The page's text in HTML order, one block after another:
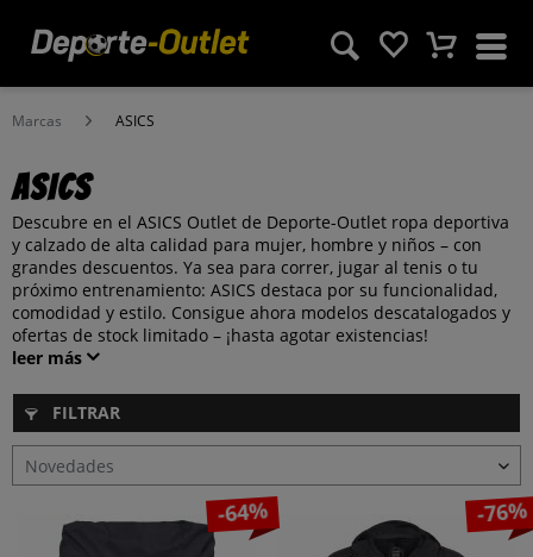
Marcas ASICS
ASICS
Descubre en el ASICS Outlet de Deporte-Outlet ropa deportiva
y calzado de alta calidad para mujer, hombre y niños – con
grandes descuentos. Ya sea para correr, jugar al tenis o tu
próximo entrenamiento: ASICS destaca por su funcionalidad,
comodidad y estilo. Consigue ahora modelos descatalogados y
ofertas de stock limitado – ¡hasta agotar existencias!
leer más
FILTRAR
-64% -76%